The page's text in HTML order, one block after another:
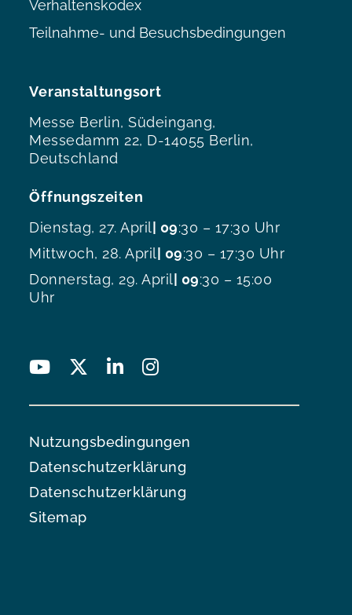
Veranstaltungsort
Messe Berlin, Südeingang,
Messedamm 22, D-14055 Berlin,
Deutschland
Öffnungszeiten
Dienstag, 27. April| 09:30 – 17:30 Uhr
Mittwoch, 28. April| 09:30 – 17:30 Uhr
Donnerstag, 29. April| 09:30 – 15:00
Uhr
Verhaltenskodex
Teilnahme- und Besuchsbedingungen
Nutzungsbedingungen
Datenschutzerklärung
Datenschutzerklärung
Sitemap